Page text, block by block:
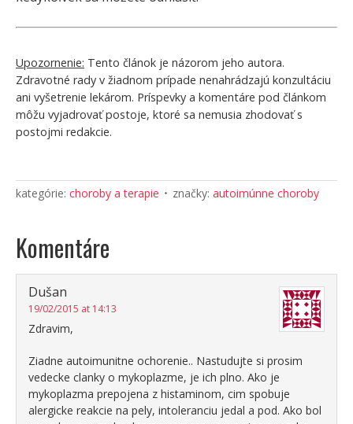
Upozornenie: Tento článok je názorom jeho autora.
Zdravotné rady v žiadnom prípade nenahrádzajú konzultáciu
ani vyšetrenie lekárom. Príspevky a komentáre pod článkom
môžu vyjadrovať postoje, ktoré sa nemusia zhodovať s
postojmi redakcie.
kategórie: choroby a terapie značky: autoimúnne choroby
Komentáre
Dušan
19/02/2015 at 14:13
Zdravim,
Ziadne autoimunitne ochorenie.. Nastudujte si prosim
vedecke clanky o mykoplazme, je ich plno. Ako je
mykoplazma prepojena z histaminom, cim spobuje
alergicke reakcie na pely, intoleranciu jedal a pod. Ako bol